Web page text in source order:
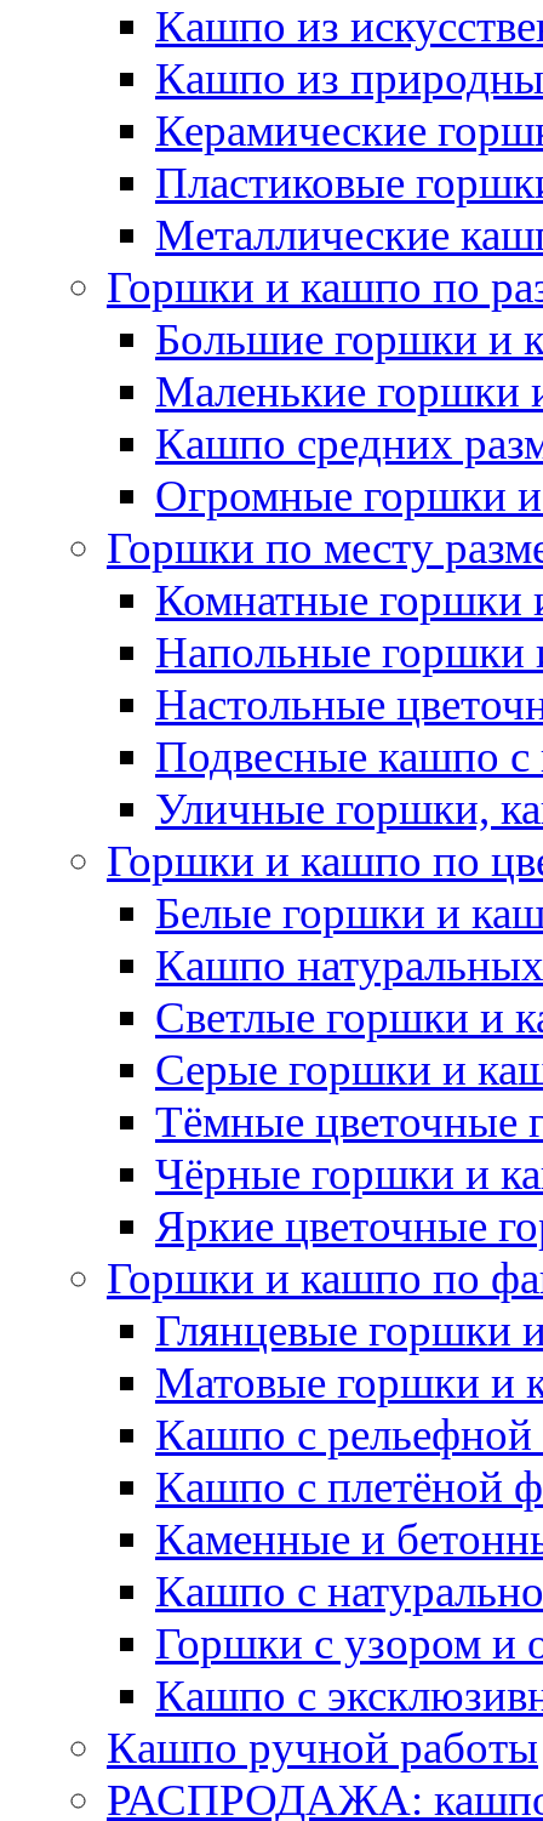
Кашпо из
Кашпо из
Керамические
Пластиковые
Металлические
Горшки и кашпо по
Большие горшки и
Маленькие горшки
Кашпо средних
Огромные горшки
Горшки по месту
Комнатные горшки
Напольные горшки
Настольные
Подвесные кашпо с
Уличные горшки,
Горшки и кашпо по
Белые горшки и
Кашпо
Светлые горшки и
Серые горшки и
Тёмные цветочные
Чёрные горшки и
Яркие цветочные
Горшки и кашпо по
Глянцевые горшки
Матовые горшки и
Кашпо с рельефной
Кашпо с плетёной
Каменные и
Кашпо с
Горшки с узором и
Кашпо с
Кашпо ручной работы
РАСПРОДАЖА: кашпо